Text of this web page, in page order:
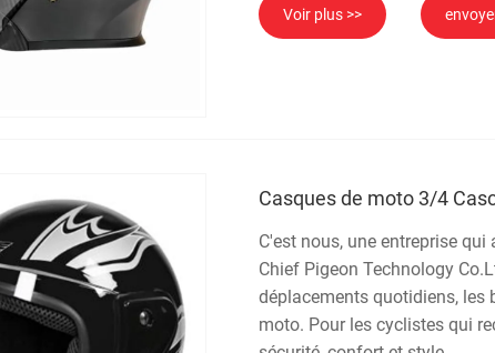
Voir plus >>
Casques de moto 3/4
C'est nous, une entreprise
Chief Pigeon Technology
déplacements quotidiens, les
moto. Pour les cyclistes qui